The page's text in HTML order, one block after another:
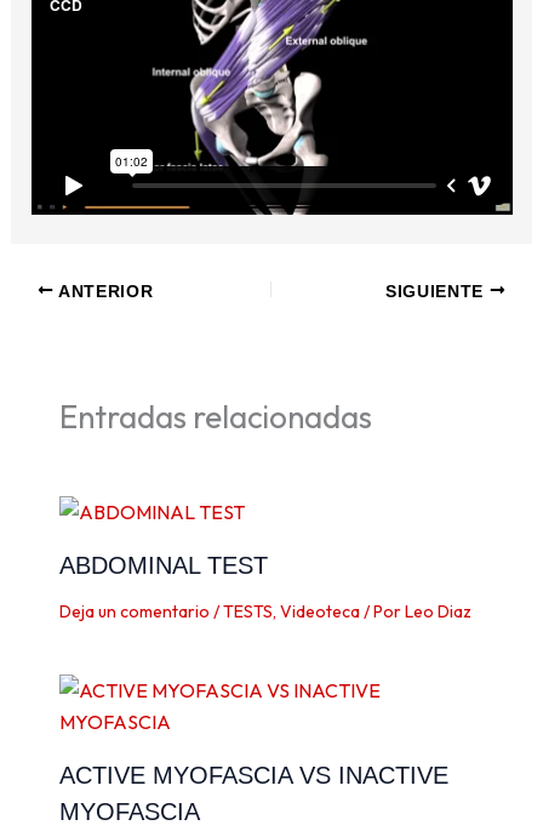
ANTERIOR SIGUIENTE
Entradas relacionadas
ABDOMINAL TEST
Deja un comentario /TESTS, Videoteca/ PorLeo Diaz
ACTIVE MYOFASCIA VS INACTIVE
MYOFASCIA